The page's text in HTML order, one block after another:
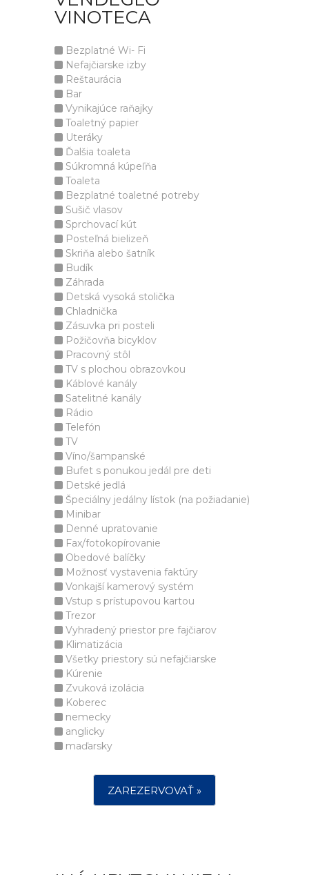
VINOTECA
Bezplatné Wi- Fi
Nefajčiarske izby
Reštaurácia
Bar
Vynikajúce raňajky
Toaletný papier
Uteráky
Ďalšia toaleta
Súkromná kúpeľňa
Toaleta
Bezplatné toaletné potreby
Sušič vlasov
Sprchovací kút
Posteľná bielizeň
Skriňa alebo šatník
Budík
Záhrada
Detská vysoká stolička
Chladnička
Zásuvka pri posteli
Požičovňa bicyklov
Pracovný stôl
TV s plochou obrazovkou
Káblové kanály
Satelitné kanály
Rádio
Telefón
TV
Víno/šampanské
Bufet s ponukou jedál pre deti
Detské jedlá
Špeciálny jedálny lístok (na požiadanie)
Minibar
Denné upratovanie
Fax/fotokopírovanie
Obedové balíčky
Možnosť vystavenia faktúry
Vonkajší kamerový systém
Vstup s prístupovou kartou
Trezor
Vyhradený priestor pre fajčiarov
Klimatizácia
Všetky priestory sú nefajčiarske
Kúrenie
Zvuková izolácia
Koberec
nemecky
anglicky
maďarsky
ZAREZERVOVAŤ »